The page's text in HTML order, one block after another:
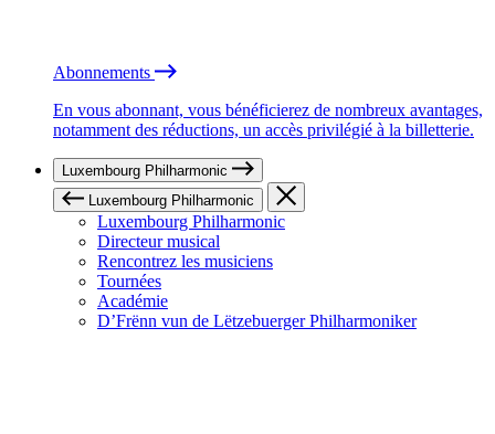
Abonnements
En vous abonnant, vous bénéficierez de nombreux avantages,
notamment des réductions, un accès privilégié à la billetterie.
Luxembourg Philharmonic
Luxembourg Philharmonic
Luxembourg Philharmonic
Directeur musical
Rencontrez les musiciens
Tournées
Académie
D’Frënn vun de Lëtzebuerger Philharmoniker